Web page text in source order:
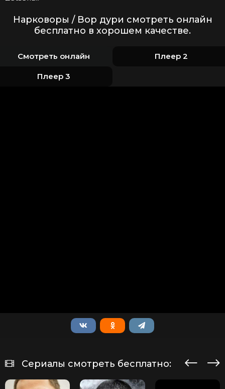
Нарковоры / Вор дури смотреть онлайн
бесплатно в хорошем качестве.
Смотреть онлайн Плеер 2
Плеер 3
Сериалы смотреть бесплатно: